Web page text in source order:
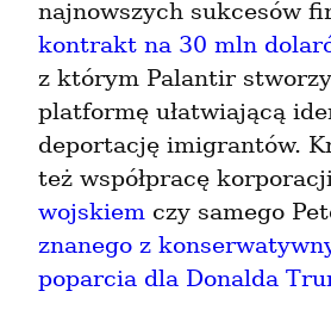
kontrakt na 30 mln
z którym Palantir
platformę ułatwiającą
deportację imigrantów.
też współpracę
wojskiem
znanego z
poparcia dla Donalda